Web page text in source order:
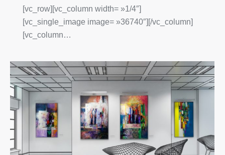
[vc_row][vc_column width= »1/4″]
[vc_single_image image= »36740″][/vc_column]
[vc_column…